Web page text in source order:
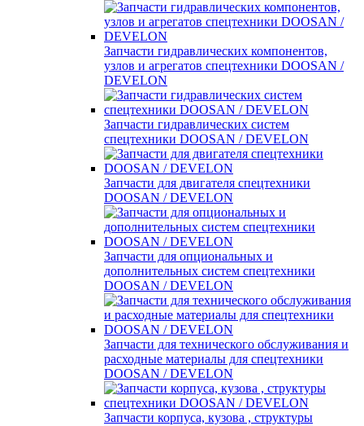
Запчасти гидравлических компонентов,
узлов и агрегатов спецтехники DOOSAN /
DEVELON
Запчасти гидравлических систем
спецтехники DOOSAN / DEVELON
Запчасти для двигателя спецтехники
DOOSAN / DEVELON
Запчасти для опциональных и
дополнительных систем спецтехники
DOOSAN / DEVELON
Запчасти для технического обслуживания и
расходные материалы для спецтехники
DOOSAN / DEVELON
Запчасти корпуса, кузова , структуры